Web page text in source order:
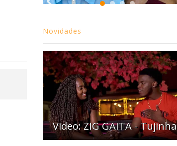
Novidades
Video: ZIG GAITA - Tujinha